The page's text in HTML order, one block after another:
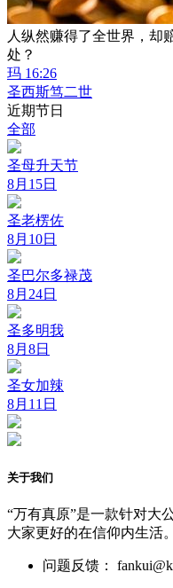
人纵然赚得了全世界，却
处？
玛 16:26
圣西斯笃二世
近期节日
全部
圣母升天节
8月15日
圣老楞佐
8月10日
圣巴尔多禄茂
8月24日
圣多明我
8月8日
圣女加辣
8月11日
关于我们
“万有真原”是一款针对大
大家更好的在信仰内生活。
问题反馈：